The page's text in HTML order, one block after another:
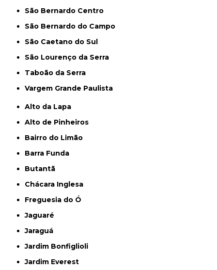
São Bernardo Centro
São Bernardo do Campo
São Caetano do Sul
São Lourenço da Serra
Taboão da Serra
Vargem Grande Paulista
Alto da Lapa
Alto de Pinheiros
Bairro do Limão
Barra Funda
Butantã
Chácara Inglesa
Freguesia do Ó
Jaguaré
Jaraguá
Jardim Bonfiglioli
Jardim Everest